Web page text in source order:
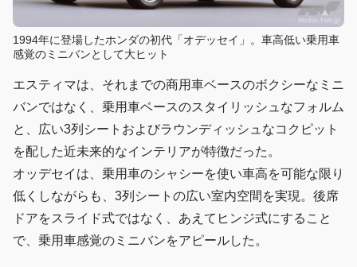
1994年に登場したホンダの初代「オデッセイ」。車高低い乗用車
感覚のミニバンとして大ヒット
エスティマは、それまでの商用車ベースのボクシーなミニ
バンではなく、乗用車ベースのスタイリッシュなフォルム
と、広い3列シートおよびラウンディッシュなコクピット
を配した近未来的なインテリアが特徴だった。
オッデセイは、乗用車のシャシーを使い車高を可能な限り
低くしながらも、3列シートの広い室内空間を実現。後席
ドアをスライド式ではなく、あえてヒンジ式にすること
で、乗用車感覚のミニバンをアピールした。